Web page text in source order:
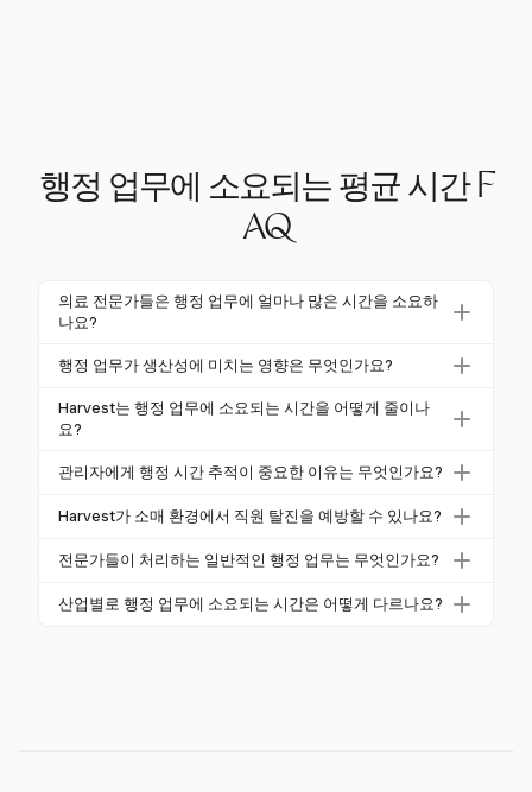
행정 업무에 소요되는 평균 시간 F
AQ
의료 전문가들은 행정 업무에 얼마나 많은 시간을 소요하
나요?
의료 전문가들은 행정 업무에 상당한 시간을 소모합니
료 사무 직원은 약 34시간, 청구 담당자는 주당 36시간
을 이 업무에 할애합니다. 이러한 수치는 의료 분야 내
행정 부담을 강조합니다.
행정 업무가 생산성에 미치는 영향은 무엇인가요?
행정 업무는 핵심 책임에 할애할 수 있는 시간을 소모
함으로써 생산성에 상당한 영향을 미칠 수 있습니다.
에 소요하며, 이는 근무 시간의 16.6%를 차지하여 환자
치료 및 기타 중요한 업무에 할애할 수 있는 시간을 줄
Harvest는 행정 업무에 소요되는 시간을 어떻게 줄이나
요?
Harvest는 상세한 시간 추적 및 보고 도구를 제공하여
기업이 비효율성을 식별하고 프로세스를 간소화하여
담을 줄일 수 있도록 돕습니다.
관리자에게 행정 시간 추적이 중요한 이유는 무엇인가요?
행정 시간 추적은 관리자가 자신의 업무를 효과적으로
는 행정 업무와 리더십 활동에 얼마나 많은 시간을 할
지원을 강화할 수 있습니다.
Harvest가 소매 환경에서 직원 탈진을 예방할 수 있나요?
네, Harvest는 상세한 보고를 통해 행정 부담을 식별하
를 통해 기업은 업무량 문제를 사전에 해결하여 직원의
전문가들이 처리하는 일반적인 행정 업무는 무엇인가요?
일반적인 행정 업무에는 회의 일정 잡기, 이메일 관리,
산업별로 행정 업무에 소요되는 시간은 어떻게 다르나요?